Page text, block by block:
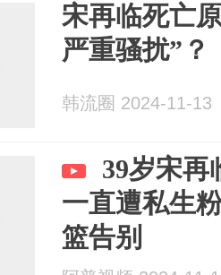
宋再临死亡
严重骚扰”？
韩流圈 2024-11-13
39岁宋再
一直遭私生
篮告别